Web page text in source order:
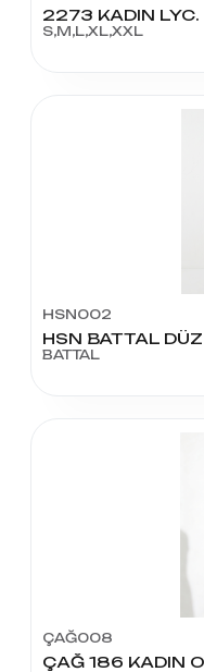
2273 KADIN LYC.
S,M,L,XL,XXL
HSN002
HSN BATTAL
BATTAL
ÇAĞ008
ÇAĞ 186 KADIN